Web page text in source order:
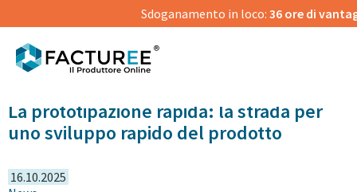
Sdoganamento in loco: 36 ore di
La prototipazione rapida: la strada per
uno sviluppo rapido del prodotto
16.10.2025